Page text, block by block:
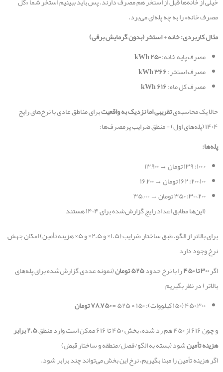
مصرف خانه» را به چه پله‌ای می‌برد.
مثال کاربردی: خانه + استخر (بدون گرمایش برقی)
مصرف پایه خانه:۲۵۰
مصرف استخر:۳۶۶
مصرف کل ماه:۶۱۶
حالا یک محاسبه‌یتقریبی اما نزدیک به واقعیتبرای مناطق عادی با نرخ‌های رایج
۱۴۰۴ (پله‌های اول) + منطق ضرایب پرمصرف‌ها:
پله‌ها:
۰–۱۰۰: ۱۳۹ تومان → ۱۳,۹۰۰
۱۰۰–۲۰۰: ۱۶۲ تومان → ۱۶,۲۰۰
۲۰۰–۳۰۰: ۳۵۰ تومان → ۳۵,۰۰۰
(این‌ها مطابق اعداد رایج گزارش‌شده برای ۱۴۰۴ هستند
برای بالاتر از الگو، طبق ساختار ضرایب (۱.۵× و ۲.۵× و ۵× هزینه تأمین) امکان جهش
نرخ وجود دارد
اگر۳۰۰تا۴۵۰را با نرخ حدود۵۲۵تومان(نمونه عددی گزارش‌شده برای پله‌های
بالاتر) در نظر بگیریم
۳۰۰–۴۵۰ (۱۵۰ کیلووات): ۱۵۰ × ۵۲۵ =
۷۸,۷۵۰تومان
و چون ۶۱۶ از ۴۵۰ هم رد شده، بخش ۴۵۰ تا ۶۱۶ ممکن است وارد منطق
۲.۵برابر
هزینه تأمینشود (بسته به الگو/فصل/منطقه و ساختار قبض)
اگر هزینه تأمین را مبنا بگیریم، نرخ این بخش می‌تواند چند برابر شود.